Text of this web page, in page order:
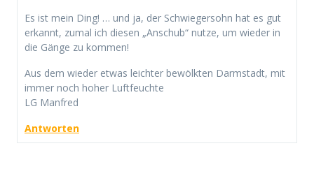
Es ist mein Ding! … und ja, der Schwiegersohn hat es gut
erkannt, zumal ich diesen „Anschub“ nutze, um wieder in
die Gänge zu kommen!
Aus dem wieder etwas leichter bewölkten Darmstadt, mit
immer noch hoher Luftfeuchte
LG Manfred
Antworten